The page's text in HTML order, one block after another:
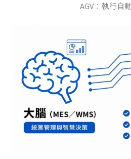
AGV：執行自